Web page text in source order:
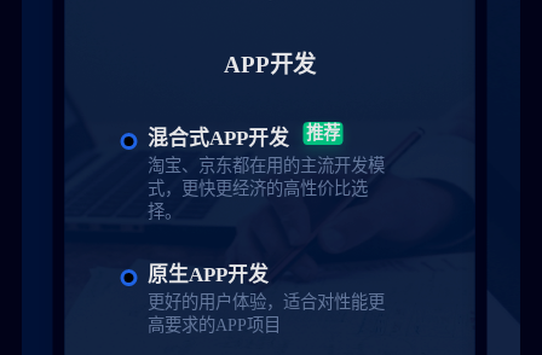
APP开发
混合式APP开发
推荐
淘宝、京东都在用的主流开发模
式，更快更经济的高性价比选
择。
原生APP开发
更好的用户体验，适合对性能更
高要求的APP项目